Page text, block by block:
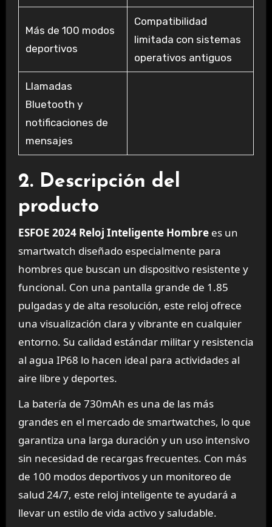
Más de 100 modos
deportivos
Compatibilidad
limitada con sistemas
operativos antiguos
Llamadas
Bluetooth y
notificaciones de
mensajes
2. Descripción del
producto
ESFOE 2024 Reloj Inteligente Hombrees un
smartwatch diseñado especialmente para
hombres que buscan un dispositivo resistente y
funcional. Con una pantalla grande de 1.85
pulgadas y de alta resolución, este reloj ofrece
una visualización clara y vibrante en cualquier
entorno. Su calidad estándar militar y resistencia
al agua IP68 lo hacen ideal para actividades al
aire libre y deportes.
La batería de 730mAh es una de las más
grandes en el mercado de smartwatches, lo que
garantiza una larga duración y un uso intensivo
sin necesidad de recargas frecuentes. Con más
de 100 modos deportivos y un monitoreo de
salud 24/7, este reloj inteligente te ayudará a
llevar un estilo de vida activo y saludable.